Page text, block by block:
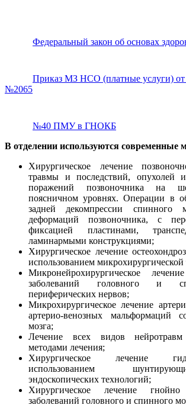
Федеральный закон об основах
Приказ МЗ НСО (платные услуги) от
№2065
№40 ПМУ в ГНОКБ
В отделении используются современные
Хирургическое лечение
травмы и последствий, опухолей и
поражений позвоночника на
поясничном уровнях. Операции в
задней декомпрессии спинного
деформаций позвоночника, с
фиксацией пластинами,
ламинармыми конструкциями;
Хирургическое лечение
использованием микрохирургической
Микронейрохирургическое
заболеваний головного и
периферических нервов;
Микрохирургическое лечение
артерио-венозных мальформаций
мозга;
Лечение всех видов нейротравм
методами лечения;
Хирургическое лечение
использованием
эндоскопических технологий;
Хирургическое лечение гнойно
заболеваний головного и спинного